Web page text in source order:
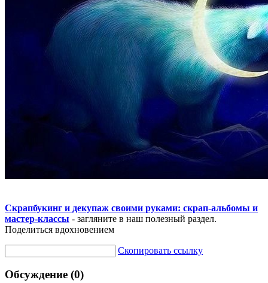
Скрапбукинг и декупаж своими руками: скрап-альбомы и
мастер-классы - загляните в наш полезный раздел.
Поделиться вдохновением
Скопировать ссылку
Обсуждение (0)